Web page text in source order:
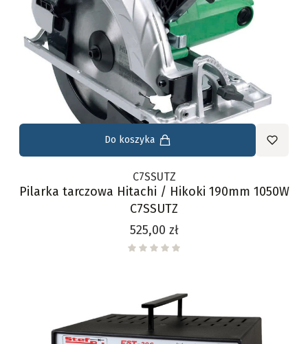
Do koszyka
C7SSUTZ
Pilarka tarczowa Hitachi / Hikoki 190mm 1050W
C7SSUTZ
Cena
525,00 zł